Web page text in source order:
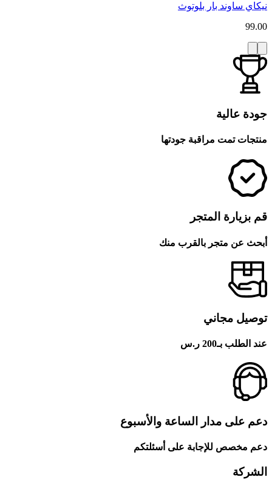
نيكاي ساوند بار بلوتوث
99.00
جودة عالية
منتجات تمت مراقبة جودتها
قم بزيارة المتجر
أبحث عن متجر بالقرب منك
توصيل مجاني
عند الطلب بـ200 ر.س
دعم على مدار الساعة والأسبوع
دعم مخصص للإجابة على أسئلتكم
الشركة